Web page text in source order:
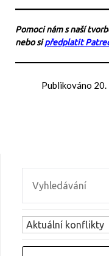
Pomoci nám s naší
nebo sipředplatit
Publikováno 20.